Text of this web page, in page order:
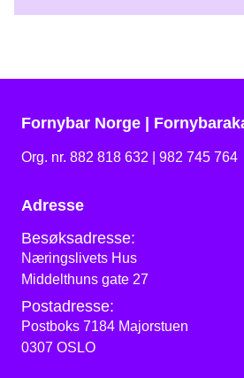
Fornybar Norge |
Org. nr. 882 818 632 | 982 745 764
Adresse
Besøksadresse:
Næringslivets Hus
Middelthuns gate 27
Postadresse:
Postboks 7184 Majorstuen
0307 OSLO